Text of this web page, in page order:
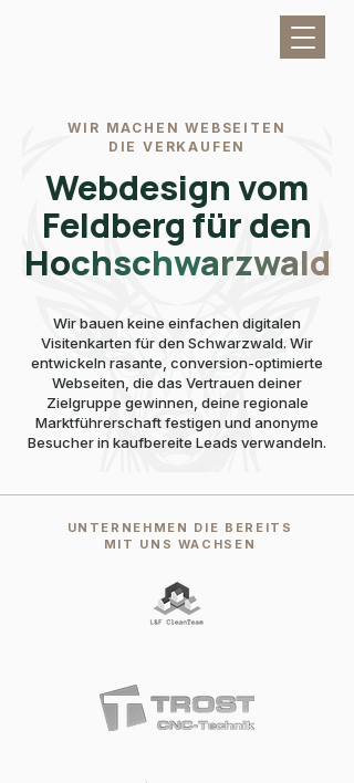
WIR MACHEN WEBSEITEN
DIE VERKAUFEN
Webdesign vom
Feldberg für den
Hochschwarzwald
Wir bauen keine einfachen digitalen
Visitenkarten für den Schwarzwald. Wir
entwickeln rasante, conversion-optimierte
Webseiten, die das Vertrauen deiner
Zielgruppe gewinnen, deine regionale
Marktführerschaft festigen und anonyme
Besucher in kaufbereite Leads verwandeln.
UNTERNEHMEN DIE BEREITS
MIT UNS WACHSEN